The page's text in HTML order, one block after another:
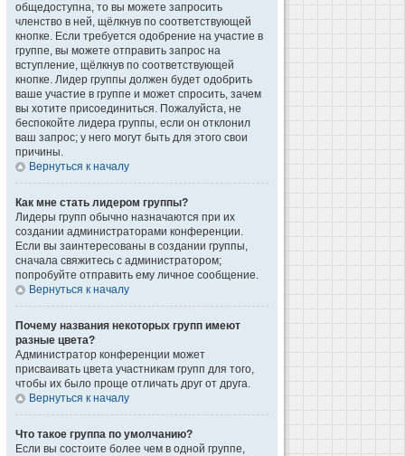
общедоступна, то вы можете запросить
членство в ней, щёлкнув по соответствующей
кнопке. Если требуется одобрение на участие в
группе, вы можете отправить запрос на
вступление, щёлкнув по соответствующей
кнопке. Лидер группы должен будет одобрить
ваше участие в группе и может спросить, зачем
вы хотите присоединиться. Пожалуйста, не
беспокойте лидера группы, если он отклонил
ваш запрос; у него могут быть для этого свои
причины.
Вернуться к началу
Как мне стать лидером группы?
Лидеры групп обычно назначаются при их
создании администраторами конференции.
Если вы заинтересованы в создании группы,
сначала свяжитесь с администратором;
попробуйте отправить ему личное сообщение.
Вернуться к началу
Почему названия некоторых групп имеют
разные цвета?
Администратор конференции может
присваивать цвета участникам групп для того,
чтобы их было проще отличать друг от друга.
Вернуться к началу
Что такое группа по умолчанию?
Если вы состоите более чем в одной группе,